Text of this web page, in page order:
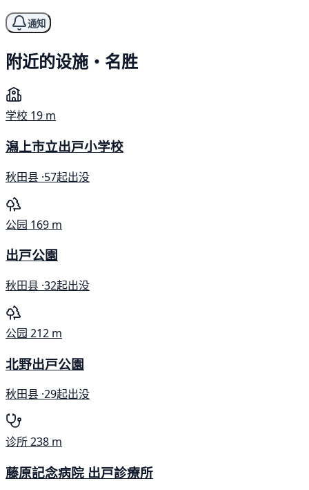
通知
附近的设施・名胜
学校 19 m
潟上市立出戸小学校
秋田县 ·57起出没
公园 169 m
出戸公園
秋田县 ·32起出没
公园 212 m
北野出戸公園
秋田县 ·29起出没
诊所238 m
藤原記念病院 出戸診療所